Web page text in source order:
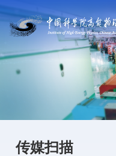
传媒扫描